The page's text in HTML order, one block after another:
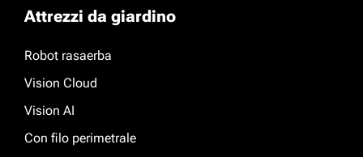
Attrezzi da giardino
Robot rasaerba
Vision Cloud
Vision AI
Con filo perimetrale